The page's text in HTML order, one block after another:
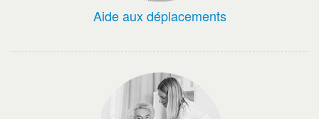
Aide aux déplacements